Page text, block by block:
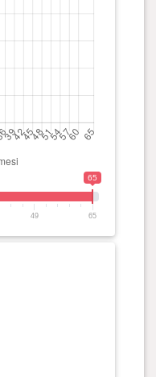
65
49 65